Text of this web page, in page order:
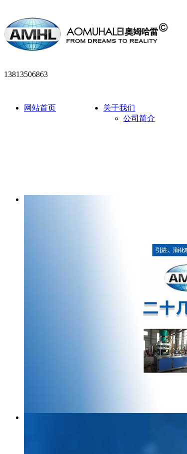
13813506863
网站首页
关于我们
公司简介